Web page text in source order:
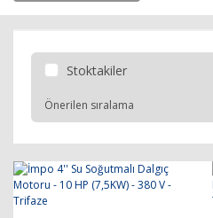
Stoktakiler